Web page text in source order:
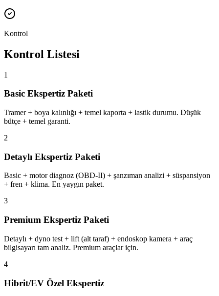
Kontrol
Kontrol Listesi
1
Basic Ekspertiz Paketi
Tramer + boya kalınlığı + temel kaporta + lastik durumu. Düşük
bütçe + temel garanti.
2
Detaylı Ekspertiz Paketi
Basic + motor diagnoz (OBD-II) + şanzıman analizi + süspansiyon
+ fren + klima. En yaygın paket.
3
Premium Ekspertiz Paketi
Detaylı + dyno test + lift (alt taraf) + endoskop kamera + araç
bilgisayarı tam analiz. Premium araçlar için.
4
Hibrit/EV Özel Ekspertiz